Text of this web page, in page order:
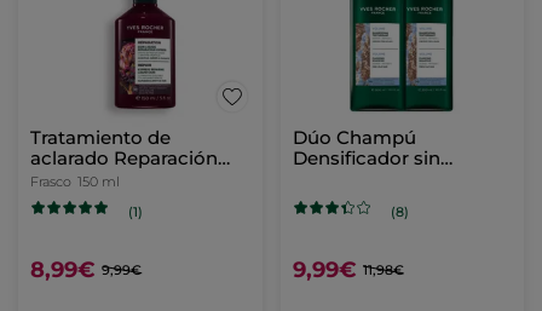
Tratamiento de
aclarado Reparación
Exprés - Savia
Ultrarestauradora
Frasco 150 ml
(1)
8,99€ 9,99€
Dúo Champú
Densificador sin
(8)
9,99€ 11,98€